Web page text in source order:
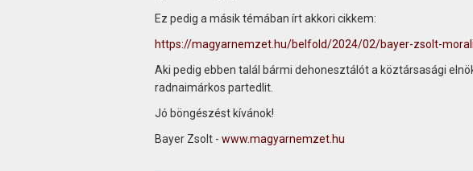
Ez pedig a másik témában írt akkori cikkem:
https://magyarnemzet.hu/belfold/2024/02/bayer-zsolt-
Aki pedig ebben talál bármi dehonesztálót a köztársasági
radnaimárkos partedlit.
Jó böngészést kívánok!
Bayer Zsolt - www.magyarnemzet.hu